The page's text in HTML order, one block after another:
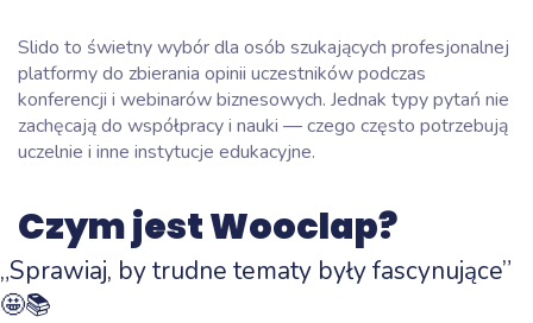
Slido to świetny wybór dla osób szukających profesjonalnej
platformy do zbierania opinii uczestników podczas
konferencji i webinarów biznesowych. Jednak typy pytań nie
zachęcają do współpracy i nauki — czego często potrzebują
uczelnie i inne instytucje edukacyjne.
Czym jest Wooclap?
„Sprawiaj, by trudne tematy były fascynujące”
🤩📚